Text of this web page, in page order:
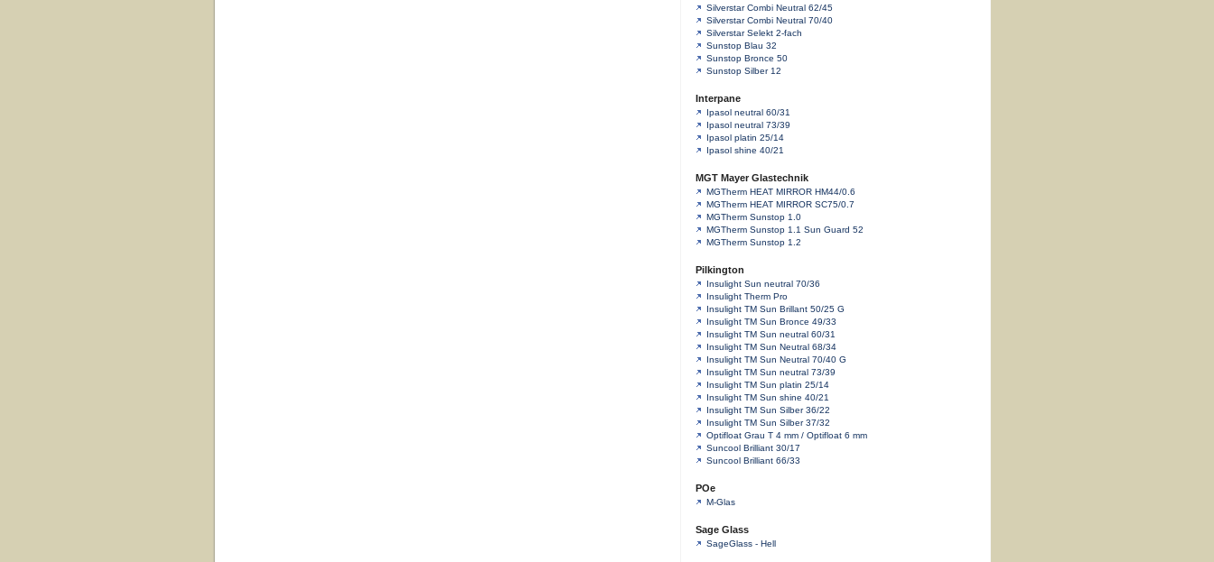
Silverstar Combi Neutral 62/45
Silverstar Combi Neutral 70/40
Silverstar Selekt 2-fach
Sunstop Blau 32
Sunstop Bronce 50
Sunstop Silber 12
Interpane
Ipasol neutral 60/31
Ipasol neutral 73/39
Ipasol platin 25/14
Ipasol shine 40/21
MGT Mayer Glastechnik
MGTherm HEAT MIRROR HM44/0.6
MGTherm HEAT MIRROR SC75/0.7
MGTherm Sunstop 1.0
MGTherm Sunstop 1.1 Sun Guard 52
MGTherm Sunstop 1.2
Pilkington
Insulight Sun neutral 70/36
Insulight Therm Pro
Insulight TM Sun Brillant 50/25 G
Insulight TM Sun Bronce 49/33
Insulight TM Sun neutral 60/31
Insulight TM Sun Neutral 68/34
Insulight TM Sun Neutral 70/40 G
Insulight TM Sun neutral 73/39
Insulight TM Sun platin 25/14
Insulight TM Sun shine 40/21
Insulight TM Sun Silber 36/22
Insulight TM Sun Silber 37/32
Optifloat Grau T 4 mm / Optifloat 6 mm
Suncool Brilliant 30/17
Suncool Brilliant 66/33
POe
M-Glas
Sage Glass
SageGlass - Hell